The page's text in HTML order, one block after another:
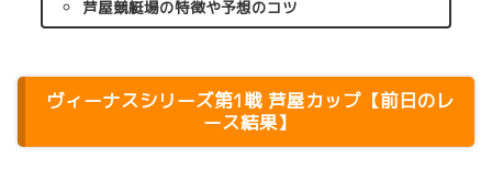
芦屋競艇場の特徴や予想のコツ
ヴィーナスシリーズ第1戦 芦屋カップ【前日のレ
ース結果】